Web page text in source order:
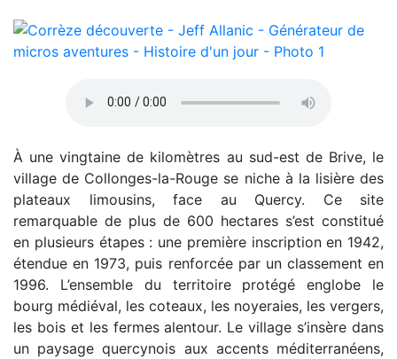
À une vingtaine de kilomètres au sud-est de Brive, le
village de Collonges-la-Rouge se niche à la lisière des
plateaux limousins, face au Quercy. Ce site
remarquable de plus de 600 hectares s’est constitué
en plusieurs étapes : une première inscription en 1942,
étendue en 1973, puis renforcée par un classement en
1996. L’ensemble du territoire protégé englobe le
bourg médiéval, les coteaux, les noyeraies, les vergers,
les bois et les fermes alentour. Le village s’insère dans
un paysage quercynois aux accents méditerranéens,